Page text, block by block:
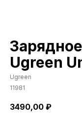
Ugreen
Ugreen
11981
3490,00 ₽